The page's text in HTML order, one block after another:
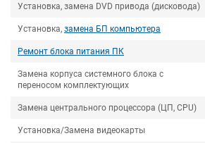
Установка, замена DVD привода (дисковода)
Установка, замена БП компьютера
Ремонт блока питания ПК
Замена корпуса системного блока с
переносом комплектующих
Замена центрального процессора (ЦП, CPU)
Установка/Замена видеокарты